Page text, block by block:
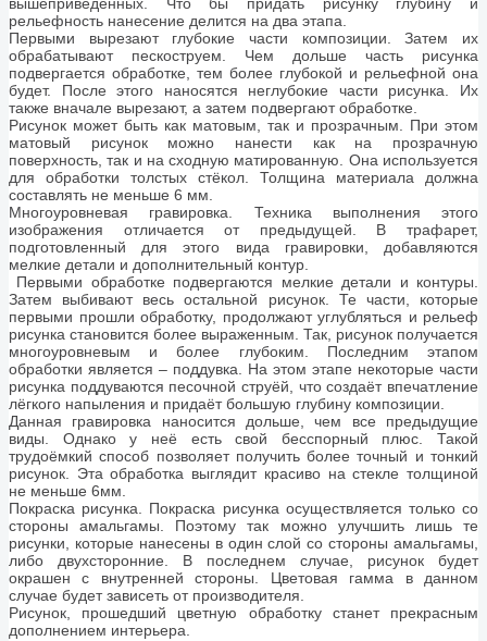
вышеприведённых. Что бы придать рисунку глубину и
рельефность нанесение делится на два этапа.
Первыми вырезают глубокие части композиции. Затем их
обрабатывают пескоструем. Чем дольше часть рисунка
подвергается обработке, тем более глубокой и рельефной она
будет. После этого наносятся неглубокие части рисунка. Их
также вначале вырезают, а затем подвергают обработке.
Рисунок может быть как матовым, так и прозрачным. При этом
матовый рисунок можно нанести как на прозрачную
поверхность, так и на сходную матированную. Она используется
для обработки толстых стёкол. Толщина материала должна
составлять не меньше 6 мм.
Многоуровневая гравировка. Техника выполнения этого
изображения отличается от предыдущей. В трафарет,
подготовленный для этого вида гравировки, добавляются
мелкие детали и дополнительный контур.
Первыми обработке подвергаются мелкие детали и контуры.
Затем выбивают весь остальной рисунок. Те части, которые
первыми прошли обработку, продолжают углубляться и рельеф
рисунка становится более выраженным. Так, рисунок получается
многоуровневым и более глубоким. Последним этапом
обработки является – поддувка. На этом этапе некоторые части
рисунка поддуваются песочной струёй, что создаёт впечатление
лёгкого напыления и придаёт большую глубину композиции.
Данная гравировка наносится дольше, чем все предыдущие
виды. Однако у неё есть свой бесспорный плюс. Такой
трудоёмкий способ позволяет получить более точный и тонкий
рисунок. Эта обработка выглядит красиво на стекле толщиной
не меньше 6мм.
Покраска рисунка. Покраска рисунка осуществляется только со
стороны амальгамы. Поэтому так можно улучшить лишь те
рисунки, которые нанесены в один слой со стороны амальгамы,
либо двухсторонние. В последнем случае, рисунок будет
окрашен с внутренней стороны. Цветовая гамма в данном
случае будет зависеть от производителя.
Рисунок, прошедший цветную обработку станет прекрасным
дополнением интерьера.